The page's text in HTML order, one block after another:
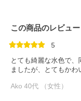
この商品のレビュー
5
とても綺麗な水色で
ましたが、とてもかわ
Ako 40代 （女性）